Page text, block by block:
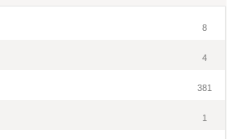
8
4
381
1